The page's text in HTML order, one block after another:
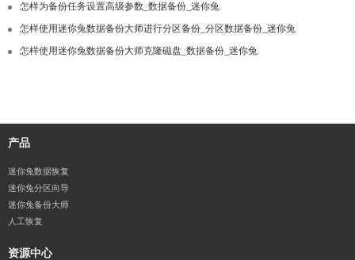
怎样为备份任务设置高级参数_数据备份_迷你兔
怎样使用迷你兔数据备份大师进行分区备份_分区数据备份_迷你兔
怎样使用迷你兔数据备份大师克隆磁盘_数据备份_迷你兔
产品
迷你兔数据恢复
迷你兔分区向导
迷你兔备份大师
人工恢复
资源中心